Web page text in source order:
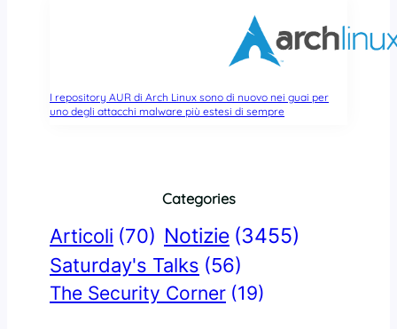
I repository AUR di Arch Linux sono di nuovo nei guai per
uno degli attacchi malware più estesi di sempre
Categories
Articoli (70) Notizie (3455)
Saturday's Talks (56)
The Security Corner (19)